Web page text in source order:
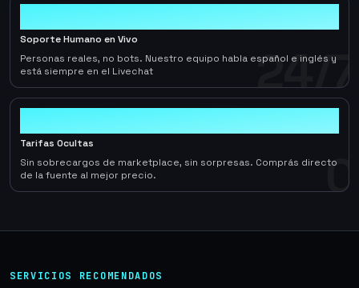
24/7
Soporte Humano en Vivo
Personas reales, no bots. Nuestro equipo habla español e inglés y
está siempre en el Livechat
0
Tarifas Ocultas
Sin sobrecargos de marketplace, sin sorpresas. Comprás directo
de la fuente al mejor precio.
SERVICIOS RECOMENDADOS